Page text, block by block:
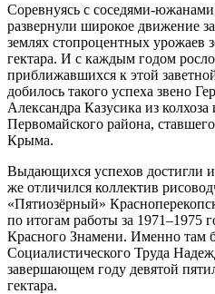
Соревнуясь с соседями-
развернули широкое движение
землях стопроцентных урожаев
гектара. И с каждым годом
приближавшихся к этой
добилось такого успеха звено
Александра Казусика из
Первомайского района,
Крыма.
Выдающихся успехов достигли
же отличился коллектив
«Пятиозёрный»
по итогам работы за 1971–1975
Красного Знамени. Именно там
Социалистического Труда
завершающем году девятой
гектара.